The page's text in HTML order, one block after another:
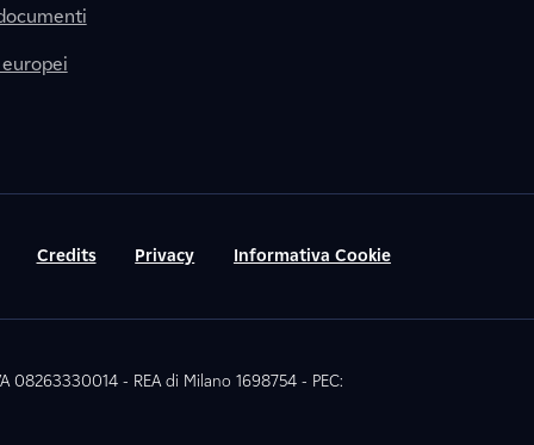
Credits Privacy Informativa Cookie
08263330014 - REA di Milano 1698754 - PEC: